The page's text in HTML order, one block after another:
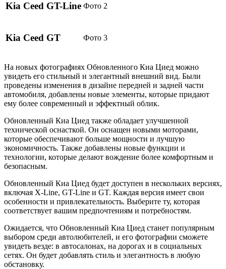
Kia Ceed GT-Line Фото 2
Kia Ceed GT Фото 3
На новых фотографиях Обновленного Киа Циед можно
увидеть его стильный и элегантный внешний вид. Были
проведены изменения в дизайне передней и задней части
автомобиля, добавлены новые элементы, которые придают
ему более современный и эффектный облик.
Обновленный Киа Циед также обладает улучшенной
технической оснасткой. Он оснащен новыми моторами,
которые обеспечивают больше мощности и лучшую
экономичность. Также добавлены новые функции и
технологии, которые делают вождение более комфортным и
безопасным.
Обновленный Киа Циед будет доступен в нескольких версиях,
включая X-Line, GT-Line и GT. Каждая версия имеет свои
особенности и привлекательность. Выберите ту, которая
соответствует вашим предпочтениям и потребностям.
Ожидается, что Обновленный Киа Циед станет популярным
выбором среди автолюбителей, и его фотографии сможете
увидеть везде: в автосалонах, на дорогах и в социальных
сетях. Он будет добавлять стиль и элегантность в любую
обстановку.